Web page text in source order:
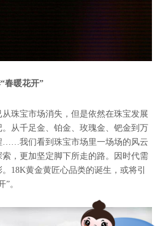
春暖花开”
珠宝市场消失，但是依然在珠宝发展
从千足金、铂金、玫瑰金、钯金到万
……我们看到珠宝市场里一场场的风云
，更加坚定脚下所走的路。因时代需
18K黄金黄匠心品类的诞生，或将引
。